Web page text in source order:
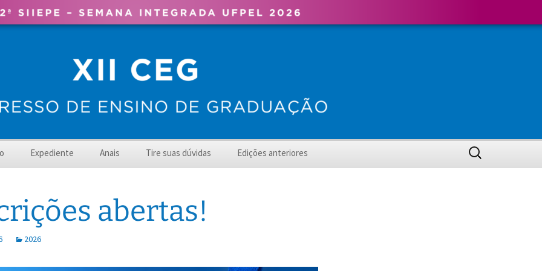
– UFPel
Expediente Anais Tire suas dúvidas Edições anteriores
2022 – VIII CEG
Pesquisar
por:
abertas!
2026